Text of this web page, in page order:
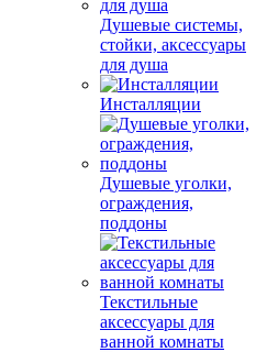
Душевые системы,
стойки, аксессуары
для душа
Инсталляции
Душевые уголки,
ограждения,
поддоны
Текстильные
аксессуары для
ванной комнаты